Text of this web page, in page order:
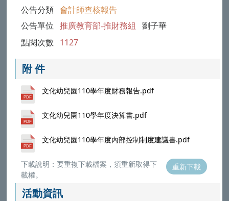
公告分類 會計師查核報告
公告單位 推廣教育部-推財務組 劉子華
點閱次數 1127
附 件
文化幼兒園110學年度財務報告.pdf
文化幼兒園110學年度決算書.pdf
文化幼兒園110學年度內部控制制度建議書.pdf
下載說明：要重複下載檔案，須重新取得下
載權。
重新下載
活動資訊